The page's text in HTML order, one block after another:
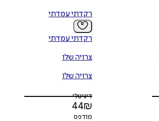
רקדתי עמדתי
רקדתי עמדתי
צרויה שלו
צרויה שלו
דיגיטלי
44₪
מודפס